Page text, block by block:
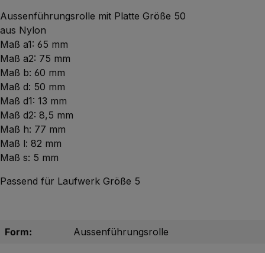
Aussenführungsrolle mit Platte Größe 50
aus Nylon
Maß a1: 65 mm
Maß a2: 75 mm
Maß b: 60 mm
Maß d: 50 mm
Maß d1: 13 mm
Maß d2: 8,5 mm
Maß h: 77 mm
Maß l: 82 mm
Maß s: 5 mm
Passend für Laufwerk Größe 5
Form: Aussenführungsrolle